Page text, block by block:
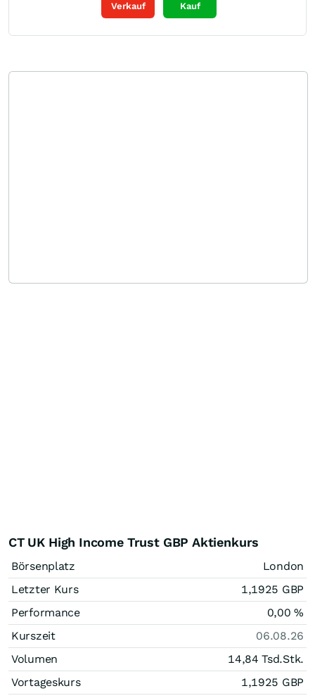
Verkauf Kauf
CT UK High Income Trust GBP Aktienkurs
Börsenplatz
London
Letzter Kurs
1,1925 GBP
Performance
0,00%
Kurszeit
06.08.26
Volumen
14,84 Tsd.Stk.
Vortageskurs
1,1925 GBP